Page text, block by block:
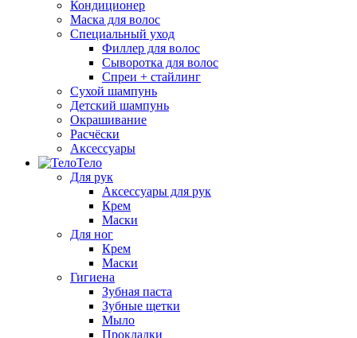
Кондиционер
Маска для волос
Специальный уход
Филлер для волос
Сыворотка для волос
Спреи + стайлинг
Сухой шампунь
Детский шампунь
Окрашивание
Расчёски
Аксессуары
Тело
Для рук
Аксессуары для рук
Крем
Маски
Для ног
Крем
Маски
Гигиена
Зубная паста
Зубные щетки
Мыло
Прокладки